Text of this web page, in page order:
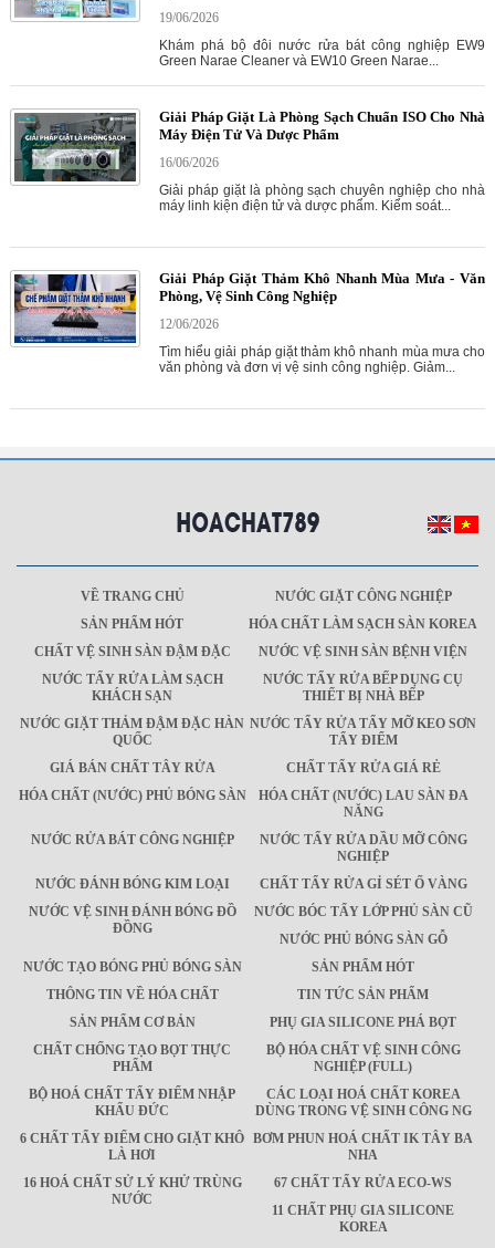
19/06/2026
Khám phá bộ đôi nước rửa bát công nghiệp EW9
Green Narae Cleaner và EW10 Green Narae...
Giải Pháp Giặt Là Phòng Sạch Chuẩn ISO Cho Nhà
Máy Điện Tử Và Dược Phẩm
16/06/2026
Giải pháp giặt là phòng sạch chuyên nghiệp cho nhà
máy linh kiện điện tử và dược phẩm. Kiểm soát...
Giải Pháp Giặt Thảm Khô Nhanh Mùa Mưa - Văn
Phòng, Vệ Sinh Công Nghiệp
12/06/2026
Tìm hiểu giải pháp giặt thảm khô nhanh mùa mưa cho
văn phòng và đơn vị vệ sinh công nghiệp. Giảm...
VỀ TRANG CHỦ
NƯỚC GIẶT CÔNG NGHIỆP
SẢN PHẨM HÓT
HÓA CHẤT LÀM SẠCH SÀN KOREA
CHẤT VỆ SINH SÀN ĐẬM ĐẶC
NƯỚC VỆ SINH SÀN BỆNH VIỆN
NƯỚC TẨY RỬA LÀM SẠCH
KHÁCH SẠN
NƯỚC TẨY RỬA BẾP DỤNG CỤ
THIẾT BỊ NHÀ BẾP
NƯỚC GIẶT THẢM ĐẬM ĐẶC HÀN
QUỐC
NƯỚC TẨY RỬA TẨY MỠ KEO SƠN
TẨY ĐIỂM
GIÁ BÁN CHẤT TÂY RỬA
CHẤT TẨY RỬA GIÁ RẺ
HÓA CHẤT (NƯỚC) PHỦ BÓNG SÀN
HÓA CHẤT (NƯỚC) LAU SÀN ĐA
NĂNG
NƯỚC RỬA BÁT CÔNG NGHIỆP
NƯỚC TẨY RỬA DẦU MỠ CÔNG
NGHIỆP
NƯỚC ĐÁNH BÓNG KIM LOẠI
CHẤT TẨY RỬA GỈ SÉT Ố VÀNG
NƯỚC VỆ SINH ĐÁNH BÓNG ĐỒ
ĐỒNG
NƯỚC BÓC TẨY LỚP PHỦ SÀN CŨ
NƯỚC PHỦ BÓNG SÀN GỖ
NƯỚC TẠO BÓNG PHỦ BÓNG SÀN
SẢN PHẨM HÓT
THÔNG TIN VỀ HÓA CHẤT
TIN TỨC SẢN PHẨM
SẢN PHẨM CƠ BẢN
PHỤ GIA SILICONE PHÁ BỌT
CHẤT CHỐNG TẠO BỌT THỰC
PHẨM
BỘ HÓA CHẤT VỆ SINH CÔNG
NGHIỆP (FULL)
BỘ HOÁ CHẤT TẨY ĐIỂM NHẬP
KHẨU ĐỨC
CÁC LOẠI HOÁ CHẤT KOREA
DÙNG TRONG VỆ SINH CÔNG NG
6 CHẤT TẨY ĐIỂM CHO GIẶT KHÔ
LÀ HƠI
BƠM PHUN HOÁ CHẤT IK TÂY BA
NHA
16 HOÁ CHẤT SỬ LÝ KHỬ TRÙNG
NƯỚC
67 CHẤT TẨY RỬA ECO-WS
11 CHẤT PHỤ GIA SILICONE
KOREA